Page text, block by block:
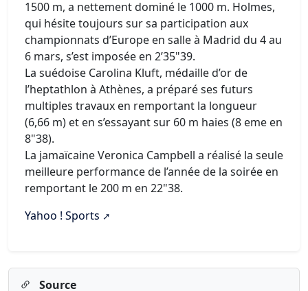
1500 m, a nettement dominé le 1000 m. Holmes,
qui hésite toujours sur sa participation aux
championnats d’Europe en salle à Madrid du 4 au
6 mars, s’est imposée en 2’35"39.
La suédoise Carolina Kluft, médaille d’or de
l’heptathlon à Athènes, a préparé ses futurs
multiples travaux en remportant la longueur
(6,66 m) et en s’essayant sur 60 m haies (8 eme en
8"38).
La jamaïcaine Veronica Campbell a réalisé la seule
meilleure performance de l’année de la soirée en
remportant le 200 m en 22"38.
Yahoo ! Sports
Source